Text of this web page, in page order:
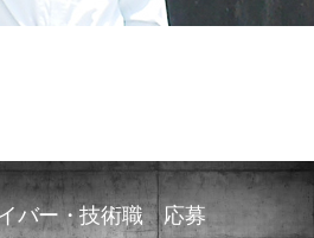
バー・技術職 応募